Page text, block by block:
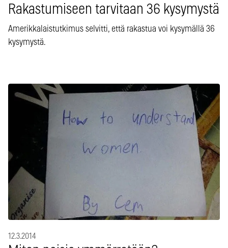
Rakastumiseen tarvitaan 36 kysymystä
Amerikkalaistutkimus selvitti, että rakastua voi kysymällä 36
kysymystä.
12.3.2014